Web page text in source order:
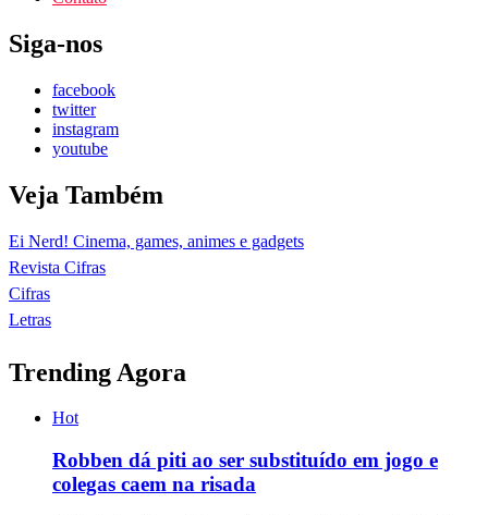
Siga-nos
facebook
twitter
instagram
youtube
Veja Também
Ei Nerd! Cinema, games, animes e gadgets
Revista Cifras
Cifras
Letras
Trending Agora
Hot
Robben dá piti ao ser substituído em jogo e
colegas caem na risada